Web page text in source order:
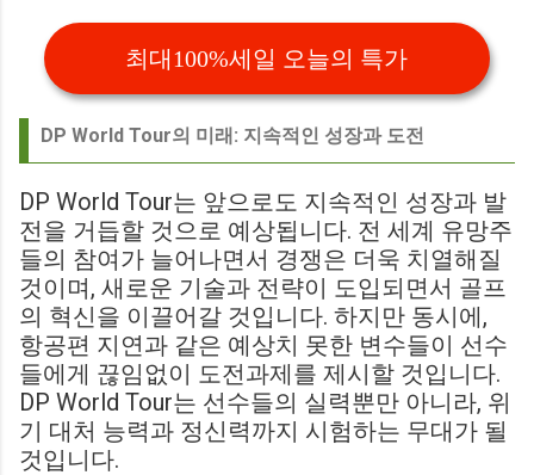
최대100%세일 오늘의 특가
DP World Tour의 미래: 지속적인 성장과 도전
DP World Tour는 앞으로도 지속적인 성장과 발
전을 거듭할 것으로 예상됩니다. 전 세계 유망주
들의 참여가 늘어나면서 경쟁은 더욱 치열해질
것이며, 새로운 기술과 전략이 도입되면서 골프
의 혁신을 이끌어갈 것입니다. 하지만 동시에,
항공편 지연과 같은 예상치 못한 변수들이 선수
들에게 끊임없이 도전과제를 제시할 것입니다.
DP World Tour는 선수들의 실력뿐만 아니라, 위
기 대처 능력과 정신력까지 시험하는 무대가 될
것입니다.